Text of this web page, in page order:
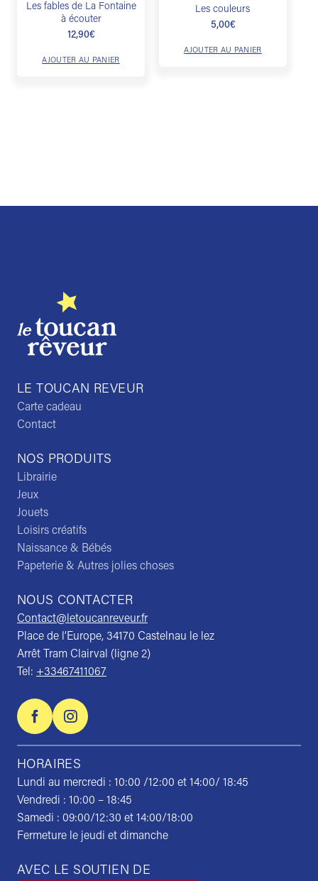
Les fables de La Fontaine
à écouter
12,90€
AJOUTER AU PANIER
Les couleurs
5,00€
AJOUTER AU PANIER
NOS PRODUITS
Librairie
Jeux
Jouets
Loisirs créatifs
Naissance & Bébés
Papeterie & Autres jolies choses
NOUS CONTACTER
Contact@letoucanreveur.fr
Place de l’Europe, 34170 Castelnau le lez
Arrêt Tram Clairval (ligne 2)
Tel: +33467411067
HORAIRES
Lundi au mercredi : 10:00 /12:00 et 14:00/ 18:45
Vendredi : 10:00 – 18:45
Samedi : 09:00/12:30 et 14:00/18:00
Fermeture le jeudi et dimanche
LE TOUCAN REVEUR
Carte cadeau
Contact
AVEC LE SOUTIEN DE